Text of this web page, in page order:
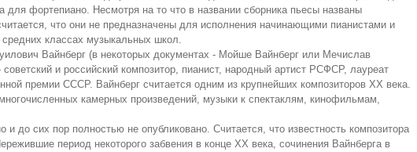
для фортепиано. Несмотря на то что в названии сборника пьесы названы
что они не предназначены для исполнения начинающими пианистами и
средних классах музыкальных школ.
Вайнберг (в некоторых документах - Мойше Вайнберг или Мечислав
и российский композитор, пианист, народный артист РСФСР, лауреат
премии СССР. Вайнберг считается одним из крупнейших композиторов XX века.
камерных произведений, музыки к спектаклям, кинофильмам,
до сих пор полностью не опубликовано. Считается, что известность композитора
период некоторого забвения в конце XX века, сочинения Вайнберга в